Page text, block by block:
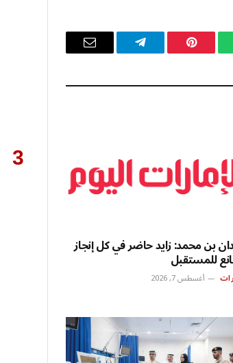
بينتيريستتيلقرام
البريد
بن محمد: زايد حاضر في كل إنجاز
للمستقبل
أغسطس 7, 2026